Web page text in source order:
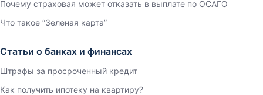
Почему страховая может отказать в выплате по ОСАГО
Что такое “Зеленая карта”
Статьи о банках и финансах
Штрафы за просроченный кредит
Как получить ипотеку на квартиру?